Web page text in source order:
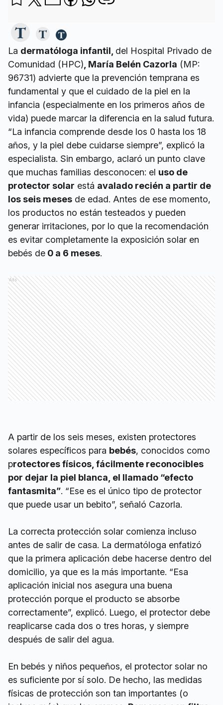
La dermatóloga infantil, del Hospital Privado de
Comunidad (HPC) , María Belén Cazorla (MP:
96731) advierte que la prevención temprana es
fundamental y que el cuidado de la piel en la
infancia (especialmente en los primeros años de
vida) puede marcar la diferencia en la salud futura.
“La infancia comprende desde los 0 hasta los 18
años, y la piel debe cuidarse siempre”, explicó la
especialista. Sin embargo, aclaró un punto clave
que muchas familias desconocen: el uso de
protector solar está avalado recién a partir de
los seis meses de edad. Antes de ese momento,
los productos no están testeados y pueden
generar irritaciones, por lo que la recomendación
es evitar completamente la exposición solar en
bebés de 0 a 6 meses.
Ads
A partir de los seis meses, existen protectores
solares específicos para bebés, conocidos como
protectores físicos, fácilmente reconocibles
por dejar la piel blanca, el llamado “efecto
fantasmita”. “Ese es el único tipo de protector
que puede usar un bebito”, señaló Cazorla.
La correcta protección solar comienza incluso
antes de salir de casa. La dermatóloga enfatizó
que la primera aplicación debe hacerse dentro del
domicilio, ya que es la más importante. “Esa
aplicación inicial nos asegura una buena
protección porque el producto se absorbe
correctamente”, explicó. Luego, el protector debe
reaplicarse cada dos o tres horas, y siempre
después de salir del agua.
En bebés y niños pequeños, el protector solar no
es suficiente por sí solo. De hecho, las medidas
físicas de protección son tan importantes (o